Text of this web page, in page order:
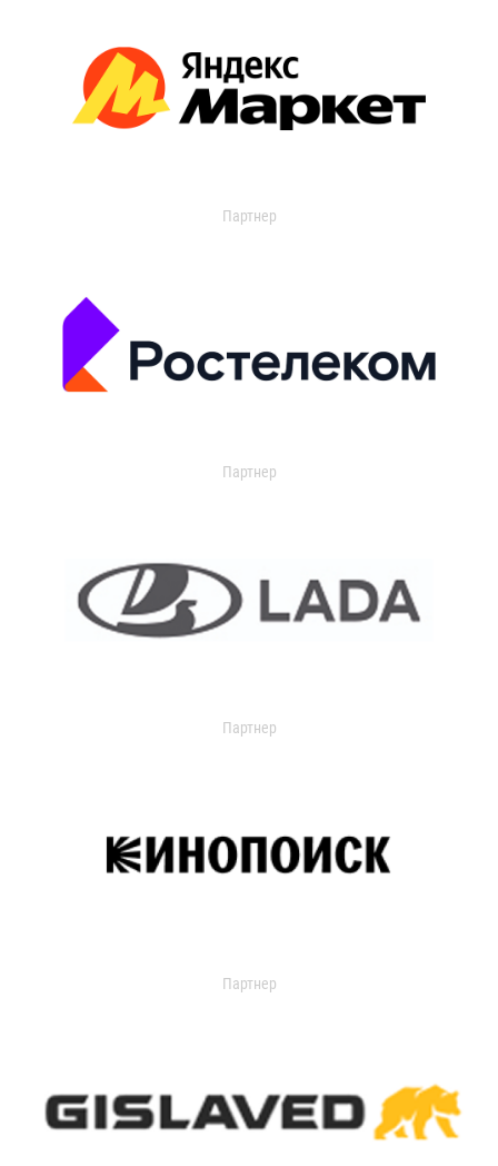
Партнер
Партнер
Партнер
Партнер